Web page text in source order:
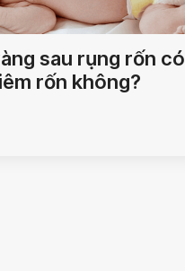
sau rụng rốn có
rốn không?